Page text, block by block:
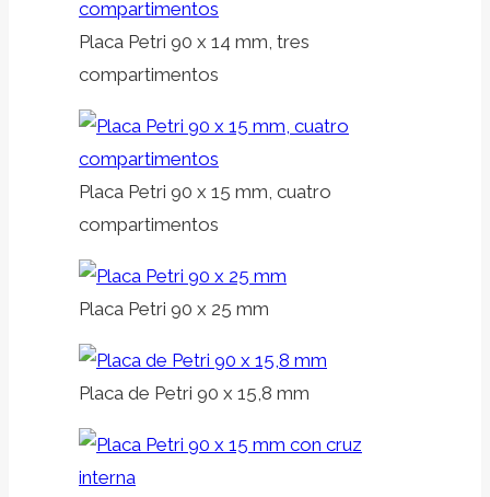
Placa Petri 90 x 14 mm, tres
compartimentos
Placa Petri 90 x 15 mm, cuatro
compartimentos
Placa Petri 90 x 25 mm
Placa de Petri 90 x 15,8 mm